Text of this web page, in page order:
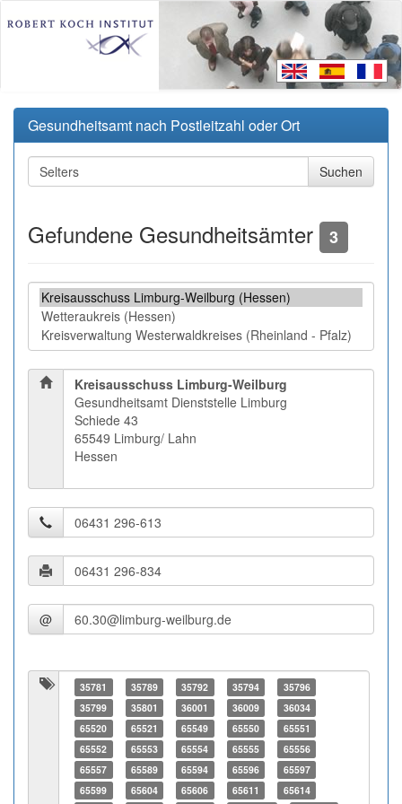
Gesundheitsamt nach Postleitzahl oder Ort
Gefundene Gesundheitsämter 3
Kreisausschuss Limburg-Weilburg
Gesundheitsamt Dienststelle Limburg
Schiede 43
65549 Limburg/ Lahn
Hessen
@
35781 35789 35792 35794
35796
35799
35801 36001 36009
36034
65520
65521 65549 65550
65551
65552
65553 65554 65555
65556
65557
65589 65594 65596
65597
65599
65604 65606 65611 65614